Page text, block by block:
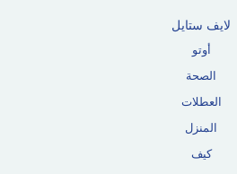
لايف ستايل
أوتو
الصحة
العطلات
المنزل
كيف